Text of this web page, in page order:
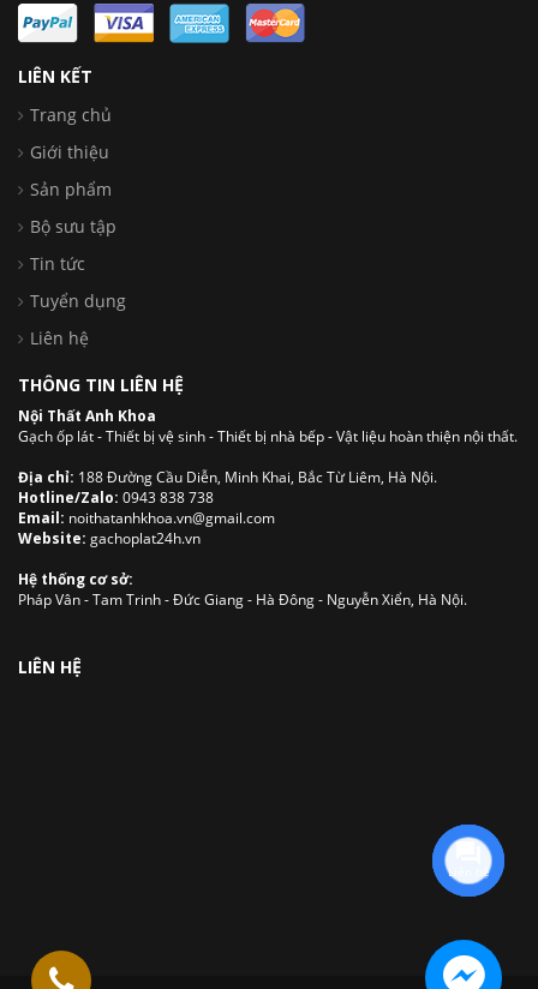
LIÊN KẾT
Trang chủ
Giới thiệu
Sản phẩm
Bộ sưu tập
Tin tức
Tuyển dụng
Liên hệ
THÔNG TIN LIÊN HỆ
Nội Thất Anh Khoa
Gạch ốp lát - Thiết bị vệ sinh - Thiết bị nhà bếp - Vật liệu hoàn thiện nội thất.
Địa chỉ: 188 Đường Cầu Diễn, Minh Khai, Bắc Từ Liêm, Hà Nội.
Hotline/Zalo: 0943 838 738
Email: noithatanhkhoa.vn@gmail.com
Website: gachoplat24h.vn
Hệ thống cơ sở:
Pháp Vân - Tam Trinh - Đức Giang - Hà Đông - Nguyễn Xiển, Hà Nội.
LIÊN HỆ
Liên hệ